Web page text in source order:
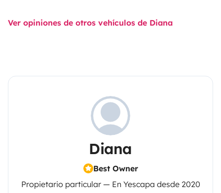
Ver opiniones de otros vehículos de Diana
Diana
Best Owner
Propietario particular — En Yescapa desde 2020